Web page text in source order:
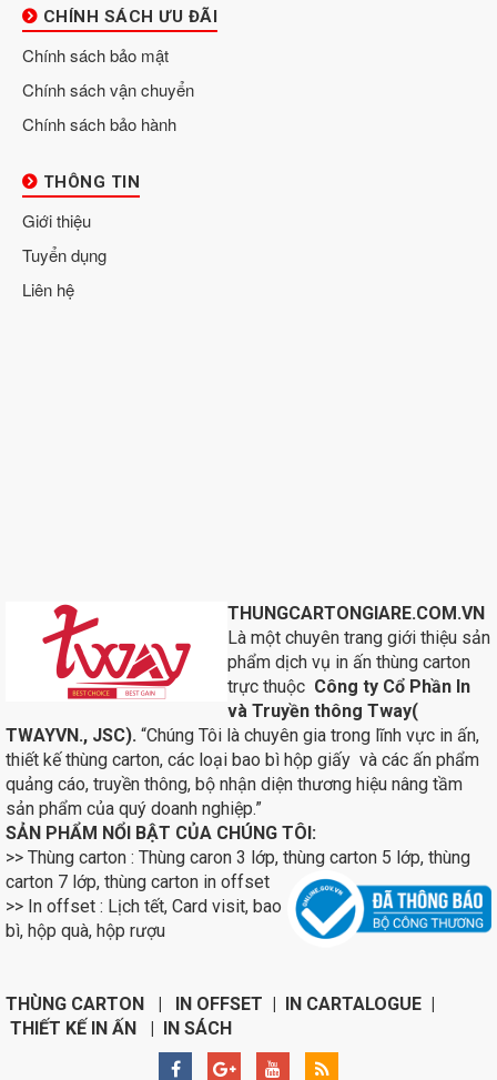
CHÍNH SÁCH ƯU ĐÃI
Chính sách bảo mật
Chính sách vận chuyển
Chính sách bảo hành
THÔNG TIN
Giới thiệu
Tuyển dụng
Liên hệ
THUNGCARTONGIARE.COM.VN
Là một chuyên trang giới thiệu sản
phẩm dịch vụ in ấn thùng carton
trực thuộc Công ty Cổ Phần In
và Truyền thông Tway(
TWAYVN., JSC). “Chúng Tôi là chuyên gia trong lĩnh vực in ấn,
thiết kế thùng carton, các loại bao bì hộp giấy và các ấn phẩm
quảng cáo, truyền thông, bộ nhận diện thương hiệu nâng tầm
sản phẩm của quý doanh nghiệp.”
SẢN PHẨM NỔI BẬT CỦA CHÚNG TÔI:
>> Thùng carton : Thùng caron 3 lớp, thùng carton 5 lớp, thùng
carton 7 lớp, thùng carton in offset
>> In offset : Lịch tết, Card visit, bao
bì, hộp quà, hộp rượu
THÙNG CARTON | IN OFFSET | IN CARTALOGUE |
THIẾT KẾ IN ẤN | IN SÁCH